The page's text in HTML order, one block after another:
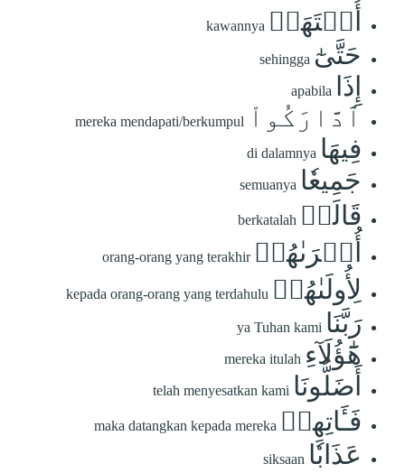
أُخۡتَهَاۖ kawannya
حَتَّىٰٓ sehingga
إِذَا apabila
ٱدَّارَكُواْ mereka mendapati/berkumpul
فِيهَا di dalamnya
جَمِيعٗا semuanya
قَالَتۡ berkatalah
أُخۡرَىٰهُمۡ orang-orang yang terakhir
لِأُولَىٰهُمۡ kepada orang-orang yang terdahulu
رَبَّنَا ya Tuhan kami
هَٰٓؤُلَآءِ mereka itulah
أَضَلُّونَا telah menyesatkan kami
فَـَٔاتِهِمۡ maka datangkan kepada mereka
عَذَابٗا siksaan